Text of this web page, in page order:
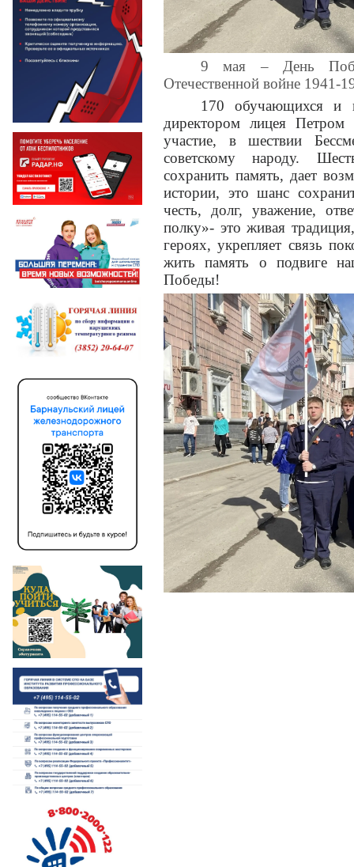
9 мая – День
Отечественной войне 1941-
170 обучающихся и
директором лицея
участие, в шествии
советскому народу.
сохранить память, дает
истории, это шанс
честь, долг, уважение,
полку»- это живая
героях, укрепляет связь
жить память о подвиге
Победы!